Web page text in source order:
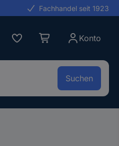
Fachhandel seit 1923
Konto
Suchen